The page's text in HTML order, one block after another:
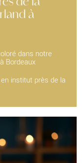
de la
à
dans notre
Bordeaux
institut près de la